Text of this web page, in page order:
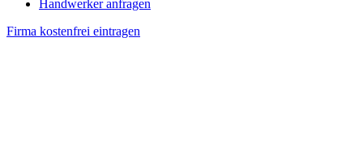
Handwerker anfragen
Firma kostenfrei eintragen